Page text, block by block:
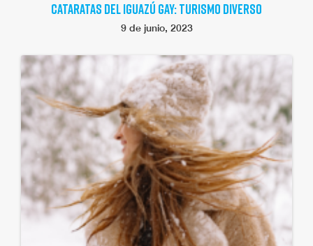
CATARATAS DEL IGUAZÚ GAY: TURISMO DIVERSO
9 de junio, 2023